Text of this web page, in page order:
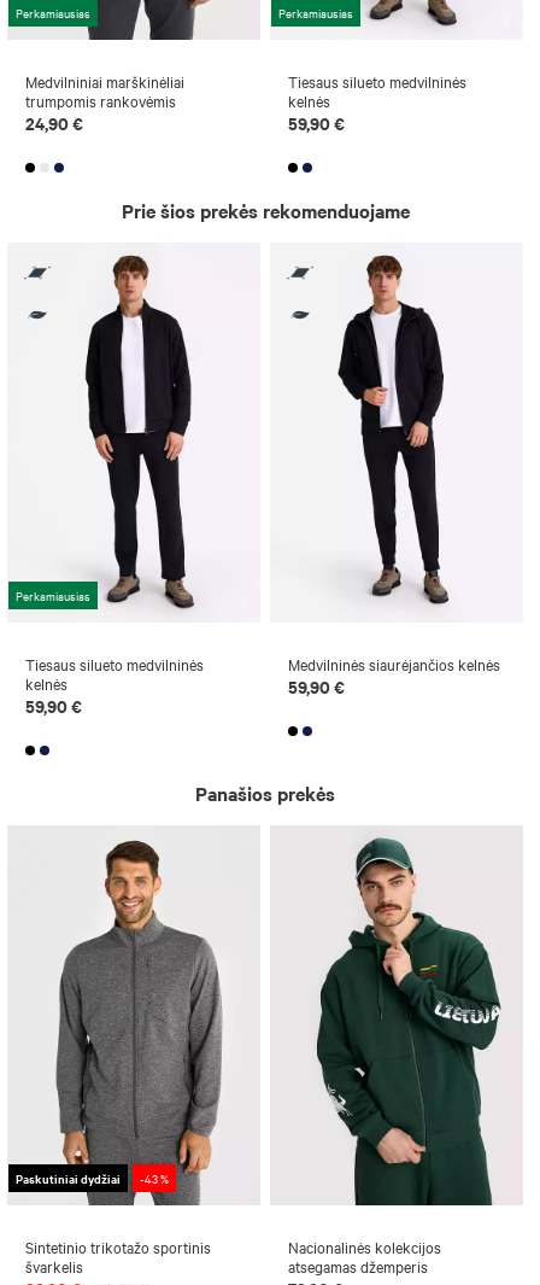
Perkamiausias
Medvilniniai marškinėliai
trumpomis rankovėmis
24,90 €
Perkamiausias
Tiesaus silueto medvilninės
kelnės
59,90 €
Prie šios prekės rekomenduojame
Perkamiausias
Tiesaus silueto medvilninės
kelnės
59,90 €
Medvilninės siaurėjančios kelnės
59,90 €
Panašios prekės
Paskutiniai dydžiai -43 %
Sintetinio trikotažo sportinis
švarkelis
Nacionalinės kolekcijos
atsegamas džemperis